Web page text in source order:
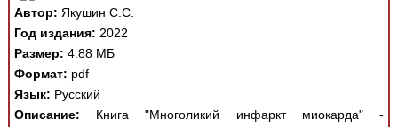
Автор: Якушин С.С.
Год издания: 2022
Размер: 4.88 МБ
Формат: pdf
Язык: Русский
Описание: Книга "Многоликий инфаркт миокарда" -